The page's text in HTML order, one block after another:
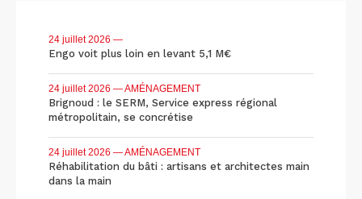
24 juillet 2026 —
Engo voit plus loin en levant 5,1 M€
24 juillet 2026 — AMÉNAGEMENT
Brignoud : le SERM, Service express régional
métropolitain, se concrétise
24 juillet 2026 — AMÉNAGEMENT
Réhabilitation du bâti : artisans et architectes main
dans la main